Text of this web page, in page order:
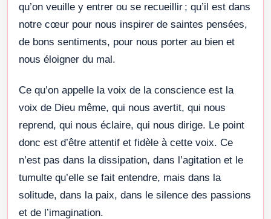
qu’on veuille y entrer ou se recueillir ; qu’il est dans
notre cœur pour nous inspirer de saintes pensées,
de bons sentiments, pour nous porter au bien et
nous éloigner du mal.
Ce qu’on appelle la voix de la conscience est la
voix de Dieu même, qui nous avertit, qui nous
reprend, qui nous éclaire, qui nous dirige. Le point
donc est d’être attentif et fidèle à cette voix. Ce
n’est pas dans la dissipation, dans l’agitation et le
tumulte qu’elle se fait entendre, mais dans la
solitude, dans la paix, dans le silence des passions
et de l’imagination.